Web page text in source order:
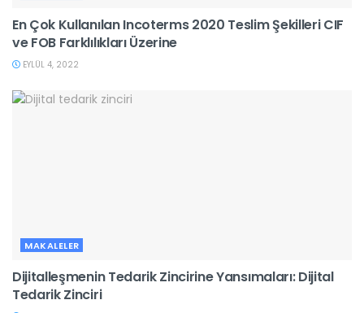
En Çok Kullanılan Incoterms 2020 Teslim Şekilleri CIF
ve FOB Farklılıkları Üzerine
EYLÜL 4, 2022
MAKALELER
Dijitalleşmenin Tedarik Zincirine Yansımaları: Dijital
Tedarik Zinciri